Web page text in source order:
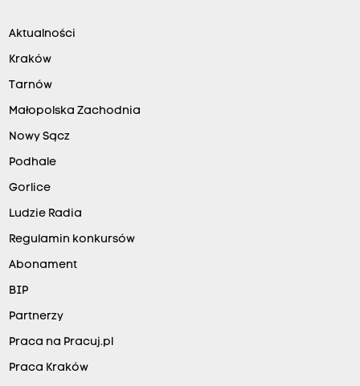
Aktualności
Kraków
Tarnów
Małopolska Zachodnia
Nowy Sącz
Podhale
Gorlice
Ludzie Radia
Regulamin konkursów
Abonament
BIP
Partnerzy
Praca na Pracuj.pl
Praca Kraków